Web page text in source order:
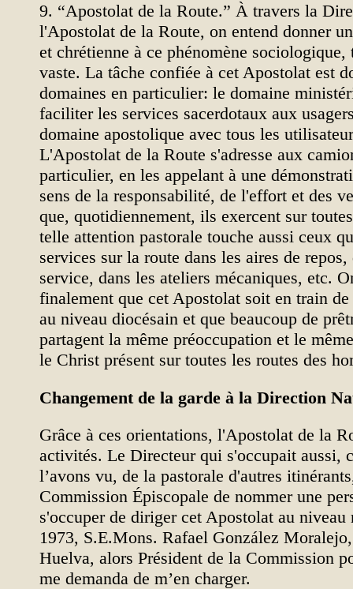
9. “Apostolat de la Route.” À travers la
l'Apostolat de la Route, on entend donner
et chrétienne à ce phénomène
vaste. La tâche confiée à cet Apostolat est
domaines en particulier: le domaine
faciliter les services sacerdotaux aux
domaine apostolique avec tous les
L'Apostolat de la Route s'adresse aux
particulier, en les appelant à une
sens de la responsabilité, de l'effort et des
que, quotidiennement, ils exercent sur
telle attention pastorale touche aussi ceux
services sur la route dans les aires de
service, dans les ateliers mécaniques, etc.
finalement que cet Apostolat soit en train de
au niveau diocésain et que beaucoup de
partagent la même préoccupation et le
le Christ présent sur toutes les routes des
Changement de la garde à la Direction
Grâce à ces orientations, l'Apostolat de la
activités. Le Directeur qui s'occupait aussi,
l’avons vu, de la pastorale d'autres
Commission Épiscopale de nommer une
s'occuper de diriger cet Apostolat au
1973, S.E.Mons. Rafael González
Huelva, alors Président de la Commission
me demanda de m’en charger.